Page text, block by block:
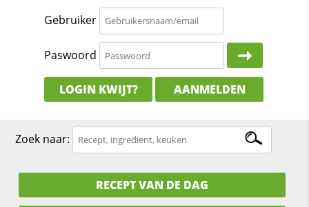
Gebruiker
Paswoord
LOGIN KWIJT? AANMELDEN
Zoek naar:
RECEPT VAN DE DAG